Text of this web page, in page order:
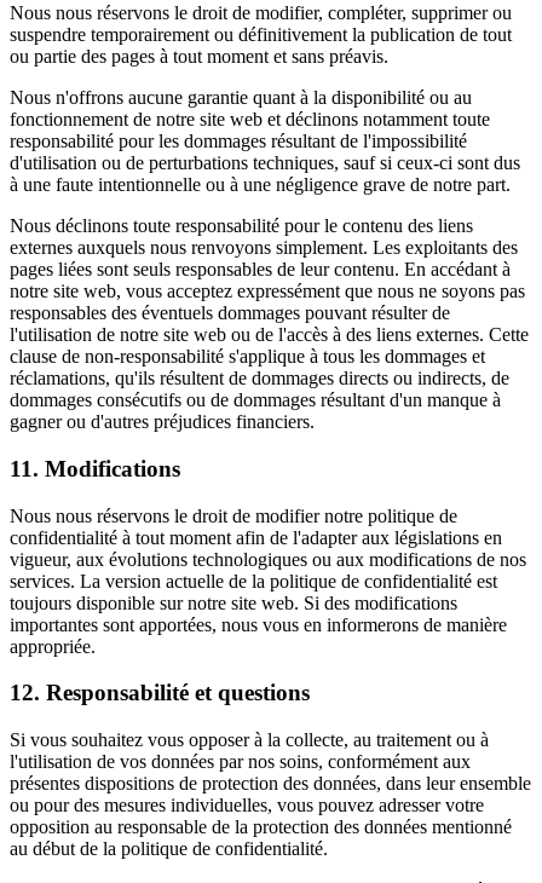
Nous nous réservons le droit de modifier, compléter, supprimer ou
suspendre temporairement ou définitivement la publication de tout
ou partie des pages à tout moment et sans préavis.
Nous n'offrons aucune garantie quant à la disponibilité ou au
fonctionnement de notre site web et déclinons notamment toute
responsabilité pour les dommages résultant de l'impossibilité
d'utilisation ou de perturbations techniques, sauf si ceux-ci sont dus
à une faute intentionnelle ou à une négligence grave de notre part.
Nous déclinons toute responsabilité pour le contenu des liens
externes auxquels nous renvoyons simplement. Les exploitants des
pages liées sont seuls responsables de leur contenu. En accédant à
notre site web, vous acceptez expressément que nous ne soyons pas
responsables des éventuels dommages pouvant résulter de
l'utilisation de notre site web ou de l'accès à des liens externes. Cette
clause de non-responsabilité s'applique à tous les dommages et
réclamations, qu'ils résultent de dommages directs ou indirects, de
dommages consécutifs ou de dommages résultant d'un manque à
gagner ou d'autres préjudices financiers.
11. Modifications
Nous nous réservons le droit de modifier notre politique de
confidentialité à tout moment afin de l'adapter aux législations en
vigueur, aux évolutions technologiques ou aux modifications de nos
services. La version actuelle de la politique de confidentialité est
toujours disponible sur notre site web. Si des modifications
importantes sont apportées, nous vous en informerons de manière
appropriée.
12. Responsabilité et questions
Si vous souhaitez vous opposer à la collecte, au traitement ou à
l'utilisation de vos données par nos soins, conformément aux
présentes dispositions de protection des données, dans leur ensemble
ou pour des mesures individuelles, vous pouvez adresser votre
opposition au responsable de la protection des données mentionné
au début de la politique de confidentialité.